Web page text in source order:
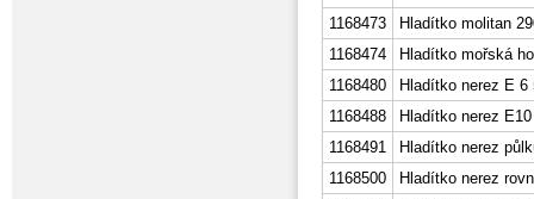
1168473
Hladítko molitan
1168474
Hladítko mořská
1168480
Hladítko nerez E 6
1168488
Hladítko nerez
1168491
Hladítko nerez
1168500
Hladítko nerez